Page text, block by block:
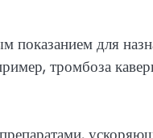
показанием для
тромбоза